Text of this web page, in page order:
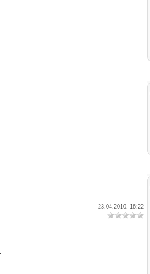
23.04.2010, 16:22